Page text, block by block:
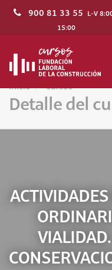
900 81 33 55 L-V
15:00
Inicio Cursos
Detalle del